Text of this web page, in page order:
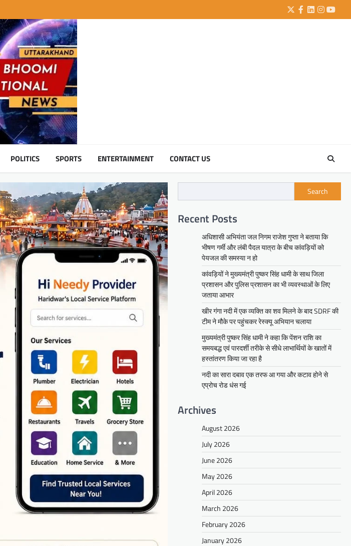
Twitter
Facebook
LinkedIn
POLITICS SPORTS ENTERTAINMENT CONTACT US
Search
Recent Posts
अधिशासी अभियंता जल निगम राजेश गुप्ता ने बताया कि
भीषण गर्मी और लंबी पैदल यात्रा के बीच कांवड़ियों को
पेयजल की समस्या न हो
कांवड़ियों ने मुख्यमंत्री पुष्कर सिंह धामी के साथ जिला
प्रशासन और पुलिस प्रशासन का भी व्यवस्थाओं के लिए
जताया आभार
खीर गंगा नदी में एक व्यक्ति का शव मिलने के बाद SDRF की
टीम ने मौके पर पहुंचकर रेस्क्यू अभियान चलाया
मुख्यमंत्री पुष्कर सिंह धामी ने कहा कि पेंशन राशि का
समयबद्ध एवं पारदर्शी तरीके से सीधे लाभार्थियों के खातों में
हस्तांतरण किया जा रहा है
नदी का सारा दबाव एक तरफ आ गया और कटाव होने से
एप्रोच रोड धंस गई
Archives
August 2026
July 2026
June 2026
May 2026
April 2026
March 2026
February 2026
January 2026